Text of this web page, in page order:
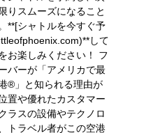
りスムーズになること
**[シャトルを今すぐ予
して
お楽しみください！ フ
バーが「アメリカで最
®」と知られる理由が
置や優れたカスタマー
ラスの設備やテクノロ
トラベル者がこの空港